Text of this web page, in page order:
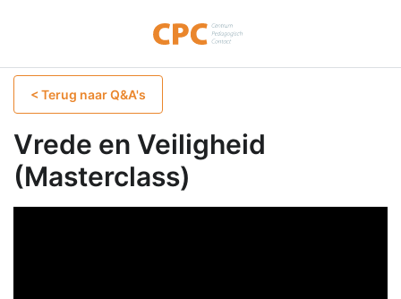
< Terug naar Q&A's
Vrede en Veiligheid
(Masterclass)